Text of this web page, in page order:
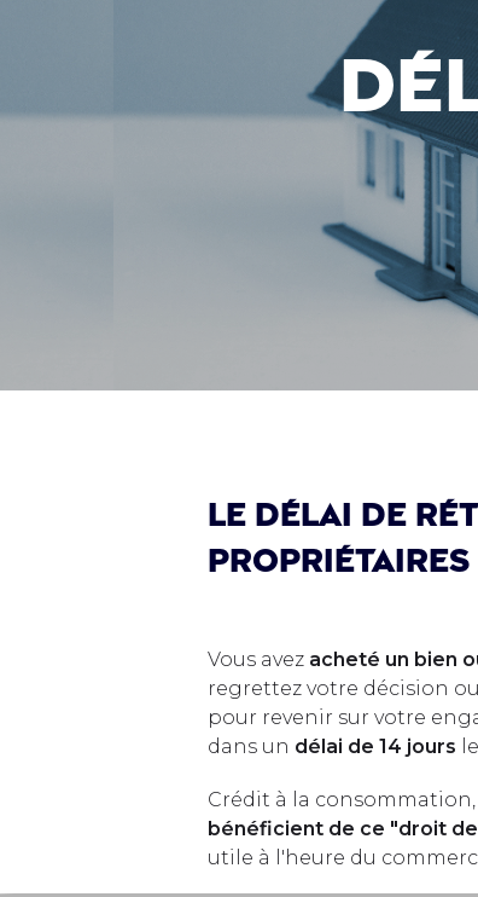
Le délai de
propriétaires
Vous avez acheté un bien
regrettez votre décision
pour revenir sur votre
dans un délai de 14 jours
Crédit à la
bénéficient de ce "droit
utile à l'heure du